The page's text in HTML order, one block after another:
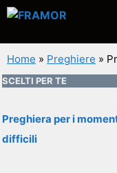
Vai
contenuto
Home » Preghiere »
SCELTI PER TE
Preghiera per i
difficili